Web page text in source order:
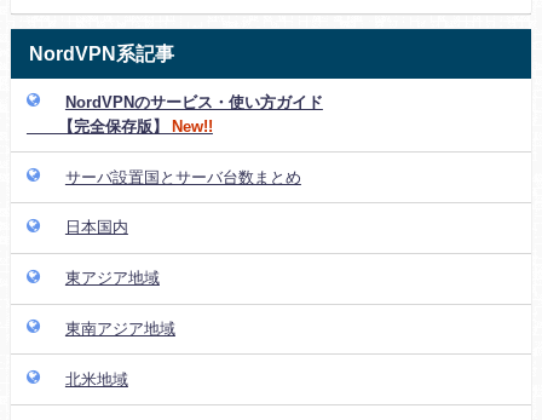
NordVPN系記事
NordVPNのサービス・使い方ガイド
【完全保存版】
New!!
サーバ設置国とサーバ台数まとめ
日本国内
東アジア地域
東南アジア地域
北米地域